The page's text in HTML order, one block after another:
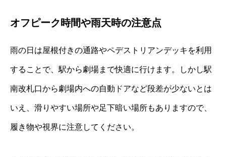
オフピーク時間や雨天時の注意点
雨の日は屋根付きの通路やペデストリアンデッキを利用
することで、駅から劇場まで快適に行けます。しかし駅
南改札口から劇場内への自動ドアなど段差が少ないとは
いえ、滑りやすい場所や足下暗い場所もありますので、
履き物や視界に注意してください。